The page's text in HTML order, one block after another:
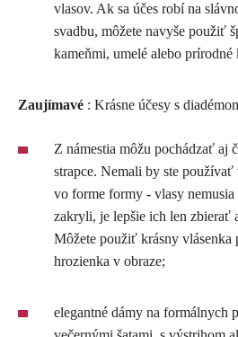
vlasov. Ak sa účes robí na
svadbu, môžete navyše použiť
kameňmi, umelé alebo prírodné
Zaujímavé : Krásne účesy s
Z námestia môžu pochádzať aj
strapce. Nemali by ste
vo forme formy - vlasy
zakryli, je lepšie ich len
Môžete použiť krásny vlásenka
hrozienka v obraze;
elegantné dámy na formálnych